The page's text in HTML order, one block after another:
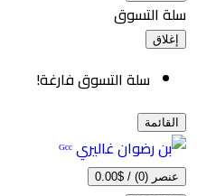
سلة التسوق فارغة!
(0)
/
$0.00